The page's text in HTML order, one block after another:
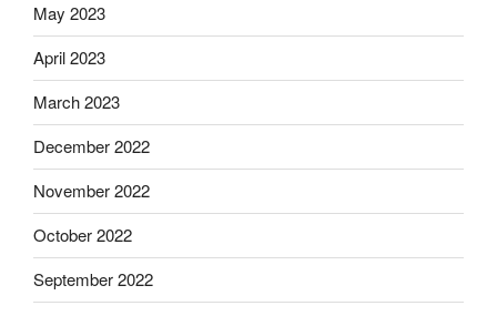
May 2023
April 2023
March 2023
December 2022
November 2022
October 2022
September 2022